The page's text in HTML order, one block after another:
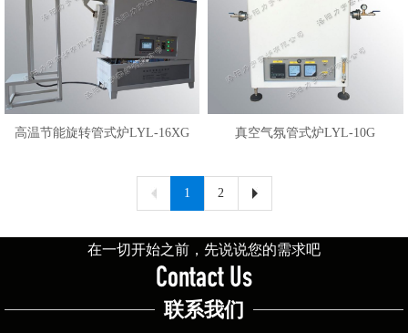
高温节能旋转管式炉LYL-16XG 真空气氛管式炉LYL-10G
1 2
在一切开始之前，先说说您的需求吧
Contact Us
联系我们